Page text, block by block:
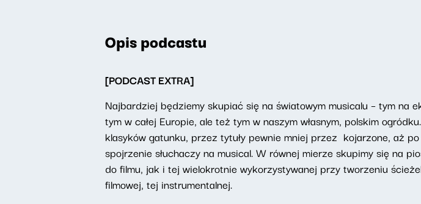
Opis podcastu
[PODCAST EXTRA]
Najbardziej będziemy skupiać się na światowym musicalu – tym na
tym w całej Europie, ale też tym w naszym własnym, polskim
klasyków gatunku, przez tytuły pewnie mniej przez kojarzone, aż
spojrzenie słuchaczy na musical. W równej mierze skupimy się na
do filmu, jak i tej wielokrotnie wykorzystywanej przy tworzeniu
filmowej, tej instrumentalnej.